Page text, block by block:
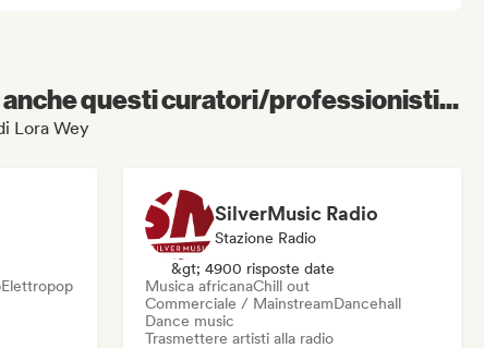
questi curatori/professionisti...
Lora Wey
Elettropop
SilverMusic Radio
Stazione Radio
&gt; 4900 risposte date
Musica africanaChill out
Commerciale / MainstreamDancehall
Dance music
Trasmettere artisti alla radio